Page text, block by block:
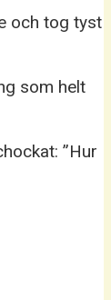
och tog tyst
som helt
”Hur